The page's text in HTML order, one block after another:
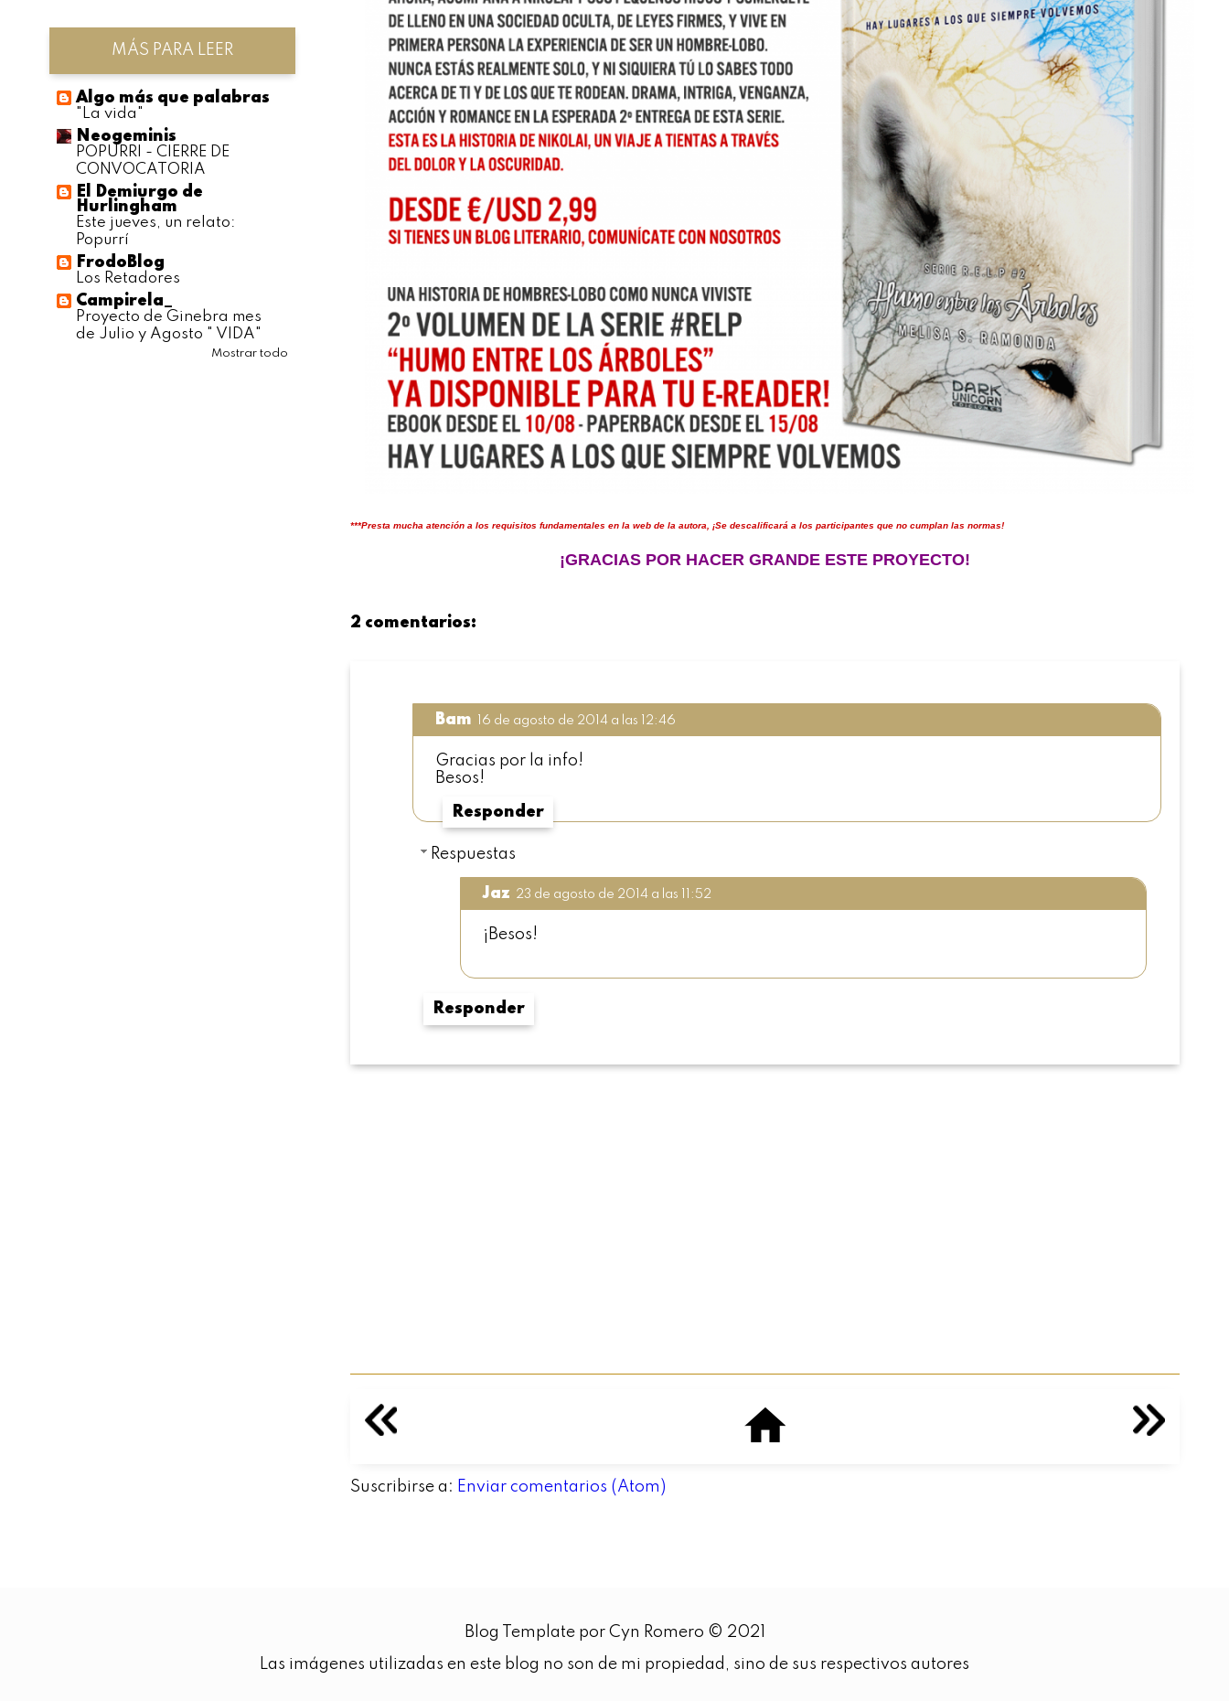
***Presta mucha atención a los requisitos fundamentales en la web de la autora, ¡Se descalificará a los participantes que no cumplan las normas!
¡GRACIAS POR HACER GRANDE ESTE PROYECTO!
2 comentarios:
Bam 16 de agosto de 2014 a las 12:46
Gracias por la info!
Besos!
Responder
Respuestas
Jaz 23 de agosto de 2014 a las 11:52
¡Besos!
Responder
Suscribirse a: Enviar comentarios (Atom)
MÁS PARA LEER
Algo más que palabras
"La vida"
Neogeminis
POPURRI - CIERRE DE
CONVOCATORIA
El Demiurgo de
Hurlingham
Este jueves, un relato:
Popurrí
FrodoBlog
Los Retadores
Campirela_
Proyecto de Ginebra mes
de Julio y Agosto " VIDA"
Mostrar todo
Blog Template por Cyn Romero © 2021
Las imágenes utilizadas en este blog no son de mi propiedad, sino de sus respectivos autores